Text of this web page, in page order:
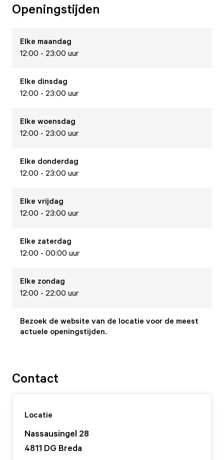
Openingstijden
Elke maandag
12:00 - 23:00 uur
Elke dinsdag
12:00 - 23:00 uur
Elke woensdag
12:00 - 23:00 uur
Elke donderdag
12:00 - 23:00 uur
Elke vrijdag
12:00 - 23:00 uur
Elke zaterdag
12:00 - 00:00 uur
Elke zondag
12:00 - 22:00 uur
Bezoek de website van de locatie voor de meest
actuele openingstijden.
Contact
Locatie
Nassausingel 28
4811 DG Breda